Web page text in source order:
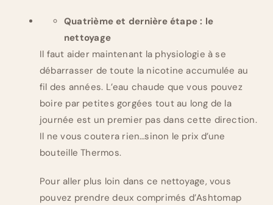
Quatrième et dernière étape : le
nettoyage
Il faut aider maintenant la physiologie à se
débarrasser de toute la nicotine accumulée au
fil des années. L’eau chaude que vous pouvez
boire par petites gorgées tout au long de la
journée est un premier pas dans cette direction.
Il ne vous coutera rien…sinon le prix d’une
bouteille Thermos.
Pour aller plus loin dans ce nettoyage, vous
pouvez prendre deux comprimés d’Ashtomap